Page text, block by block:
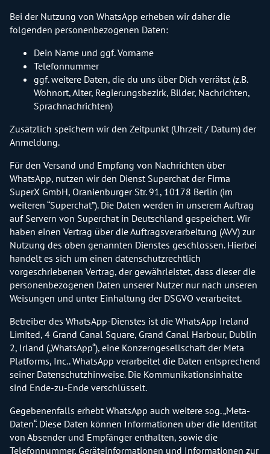
Bei der Nutzung von WhatsApp erheben wir daher die
folgenden personenbezogenen Daten:
Dein Name und ggf. Vorname
Telefonnummer
ggf. weitere Daten, die du uns über Dich verrätst (z.B.
Wohnort, Alter, Regierungsbezirk, Bilder, Nachrichten,
Sprachnachrichten)
Zusätzlich speichern wir den Zeitpunkt (Uhrzeit / Datum) der
Anmeldung.
Für den Versand und Empfang von Nachrichten über
WhatsApp, nutzen wir den Dienst Superchat der Firma
SuperX GmbH, Oranienburger Str. 91, 10178 Berlin (im
weiteren “Superchat”). Die Daten werden in unserem Auftrag
auf Servern von Superchat in Deutschland gespeichert. Wir
haben einen Vertrag über die Auftragsverarbeitung (AVV) zur
Nutzung des oben genannten Dienstes geschlossen. Hierbei
handelt es sich um einen datenschutzrechtlich
vorgeschriebenen Vertrag, der gewährleistet, dass dieser die
personenbezogenen Daten unserer Nutzer nur nach unseren
Weisungen und unter Einhaltung der DSGVO verarbeitet.
Betreiber des WhatsApp-Dienstes ist die WhatsApp Ireland
Limited, 4 Grand Canal Square, Grand Canal Harbour, Dublin
2, Irland („WhatsApp“), eine Konzerngesellschaft der Meta
Platforms, Inc.. WhatsApp verarbeitet die Daten entsprechend
seiner Datenschutzhinweise. Die Kommunikationsinhalte
sind Ende-zu-Ende verschlüsselt.
Gegebenenfalls erhebt WhatsApp auch weitere sog. „Meta-
Daten“. Diese Daten können Informationen über die Identität
von Absender und Empfänger enthalten, sowie die
Telefonnummer, Geräteinformationen und Informationen zur